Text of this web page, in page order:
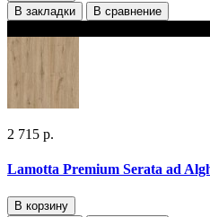
В закладки
В сравнение
2 715 р.
Lamotta Premium Serata ad
В корзину